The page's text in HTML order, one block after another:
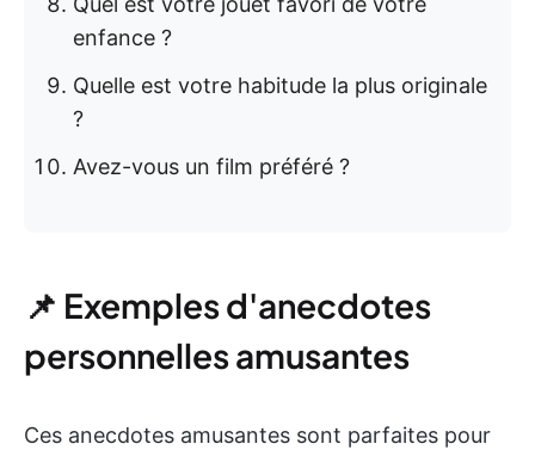
enfance ?
Quelle est votre habitude la plus originale
?
Avez-vous un film préféré ?
📌 Exemples d'anecdotes
personnelles amusantes
Ces anecdotes amusantes sont parfaites pour